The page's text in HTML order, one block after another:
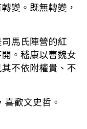
變。既無轉變，
馬氏陣營的紅
。嵇康以曹魏女
不依附權貴、不
喜歡文史哲。